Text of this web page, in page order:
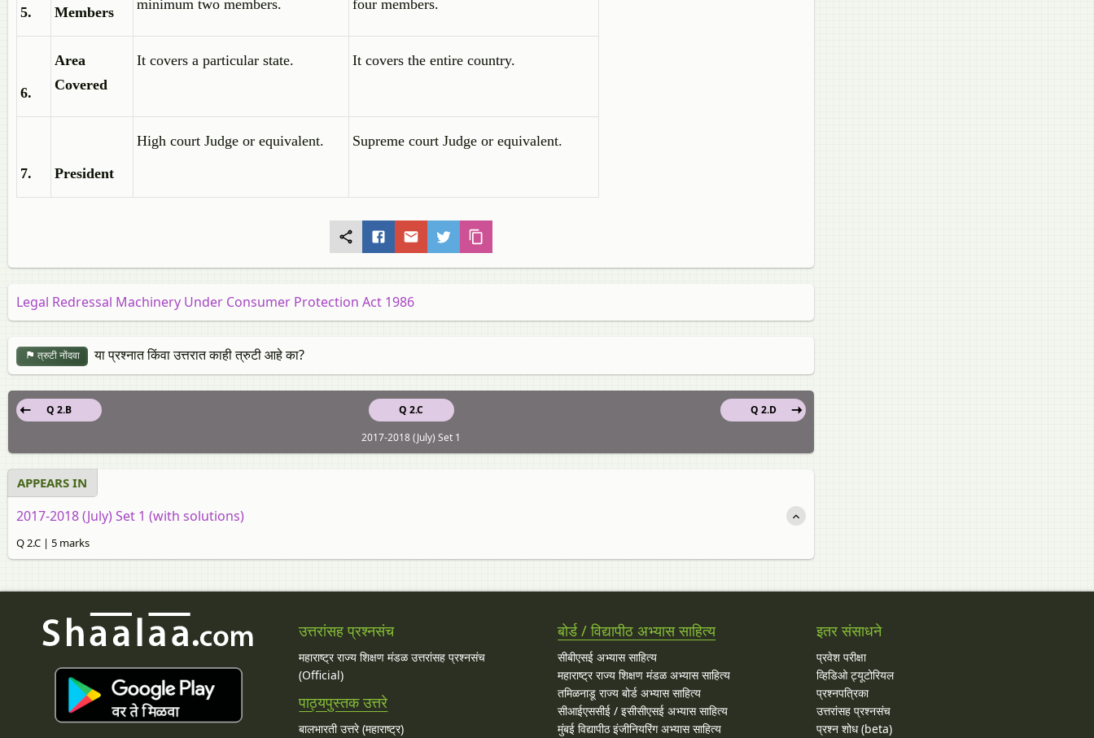
5. Members
minimum two members.
four members.
6.
Area
Covered
It covers a particular state. It covers the entire country.
7. President
High court Judge or equivalent. Supreme court Judge or equivalent.
Legal Redressal Machinery Under Consumer Protection Act 1986
त्रुटी नोंदवा या प्रश्नात किंवा उत्तरात काही त्रुटी आहे का?
Q 2.C
Q 2.B
Q 2.D
2017-2018 (July) Set 1
APPEARS IN
2017-2018 (July) Set 1 (with solutions)
Q 2.C | 5 marks
उत्तरांसह प्रश्नसंच
महाराष्ट्र राज्य शिक्षण मंडळ उत्तरांसह प्रश्नसंच
(Official)
पाठ्यपुस्तक उत्तरे
बालभारती उत्तरे (महाराष्ट्र)
बोर्ड / विद्यापीठ अभ्यास साहित्य
सीबीएसई अभ्यास साहित्य
महाराष्ट्र राज्य शिक्षण मंडळ अभ्यास साहित्य
तमिळनाडू राज्य बोर्ड अभ्यास साहित्य
सीआईएससीई / इसीसीएसई अभ्यास साहित्य
मुंबई विद्यापीठ इंजीनियरिंग अभ्यास साहित्य
इतर संसाधने
प्रवेश परीक्षा
व्हिडिओ ट्यूटोरियल
प्रश्नपत्रिका
उत्तरांसह प्रश्नसंच
प्रश्न शोध (beta)